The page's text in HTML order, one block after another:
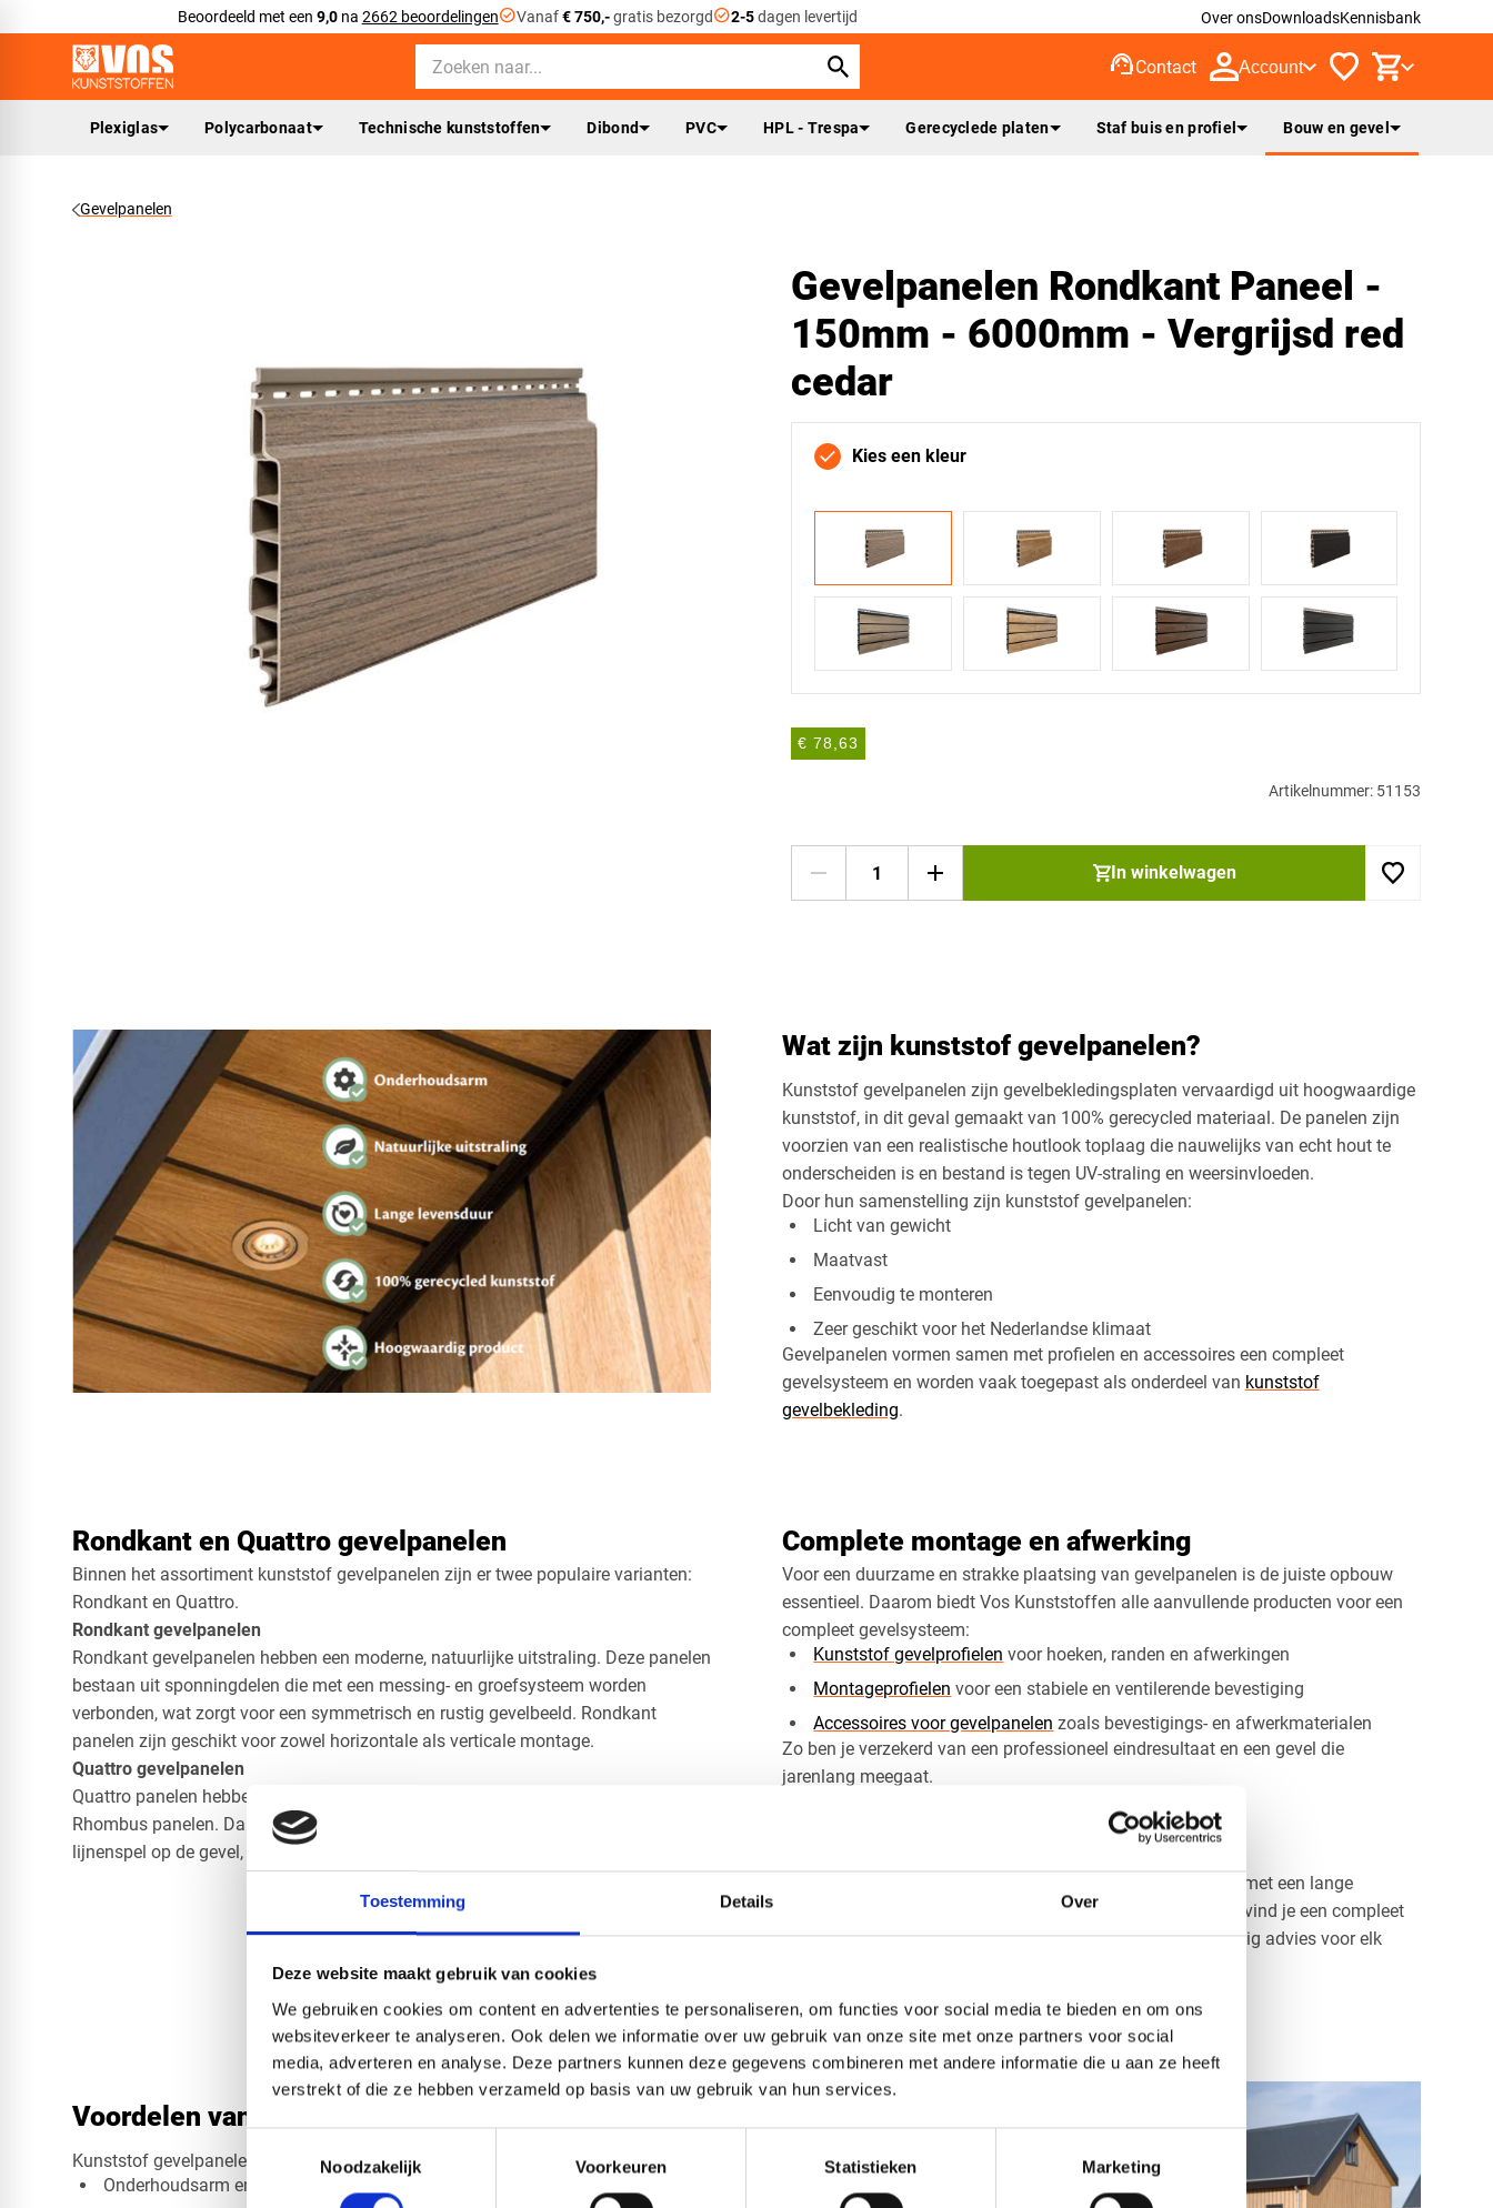
Toestemming Details Over
Deze website maakt gebruik van cookies
We gebruiken cookies om content en advertenties te personaliseren, om functies voor social media te bieden en om ons
websiteverkeer te analyseren. Ook delen we informatie over uw gebruik van onze site met onze partners voor social
media, adverteren en analyse. Deze partners kunnen deze gegevens combineren met andere informatie die u aan ze heeft
verstrekt of die ze hebben verzameld op basis van uw gebruik van hun services.
Noodzakelijk
Voorkeuren Statistieken Marketing
Beoordeeld met een 9,0na 2662 beoordelingencheck_circleVanaf€ 750,-gratis bezorgdcheck_circle2-5dagen levertijd Over onsDownloadsKennisbank
support_agentContact Account
Plexiglas Polycarbonaat Technische kunststoffen Dibond PVC HPL - Trespa Gerecyclede platen Staf buis en profiel Bouw en gevel
Gevelpanelen
Gevelpanelen Rondkant Paneel -
150mm - 6000mm - Vergrijsd red
cedar
Kies een kleur
€ 78,63
Artikelnummer: 51153
In winkelwagen
Wat zijn kunststof gevelpanelen?
Kunststof gevelpanelen zijn gevelbekledingsplaten vervaardigd uit hoogwaardige
kunststof, in dit geval gemaakt van 100% gerecycled materiaal. De panelen zijn
voorzien van een realistische houtlook toplaag die nauwelijks van echt hout te
onderscheiden is en bestand is tegen UV-straling en weersinvloeden.
Door hun samenstelling zijn kunststof gevelpanelen:
Licht van gewicht
Maatvast
Eenvoudig te monteren
Zeer geschikt voor het Nederlandse klimaat
Gevelpanelen vormen samen met profielen en accessoires een compleet
gevelsysteem en worden vaak toegepast als onderdeel van kunststof
gevelbekleding.
Rondkant en Quattro gevelpanelen
Binnen het assortiment kunststof gevelpanelen zijn er twee populaire varianten:
Rondkant en Quattro.
Rondkant gevelpanelen
Rondkant gevelpanelen hebben een moderne, natuurlijke uitstraling. Deze panelen
bestaan uit sponningdelen die met een messing- en groefsysteem worden
verbonden, wat zorgt voor een symmetrisch en rustig gevelbeeld. Rondkant
panelen zijn geschikt voor zowel horizontale als verticale montage.
Quattro gevelpanelen
Quattro panelen hebben een strakke, eigentijdse uitstraling en zijn geïnspireerd op
Rhombus panelen. Dankzij de geïntegreerde schaduwvoeg ontstaat een speels
lijnenspel op de gevel, ideaal voor moderne architectuur en eigentijdse projecten.
Complete montage en afwerking
Voor een duurzame en strakke plaatsing van gevelpanelen is de juiste opbouw
essentieel. Daarom biedt Vos Kunststoffen alle aanvullende producten voor een
compleet gevelsysteem:
Kunststof gevelprofielen voor hoeken, randen en afwerkingen
Montageprofielen voor een stabiele en ventilerende bevestiging
Accessoires voor gevelpanelen zoals bevestigings- en afwerkmaterialen
Zo ben je verzekerd van een professioneel eindresultaat en een gevel die
jarenlang meegaat.
Kunststof gevelpanen kopen?
Ben je op zoek naar hoogwaardige kunststof gevelpanelen met een lange
levensduur en een stijlvolle houtlook? Bij Vos Kunststoffen vind je een compleet
assortiment panelen, profielen en accessoires, met deskundig advies voor elk
Voordelen van kunststof gevelpanelen
Kunststof gevelpanelen bieden diverse praktische en esthetische voordelen:
Onderhoudsarm en weerbestendig